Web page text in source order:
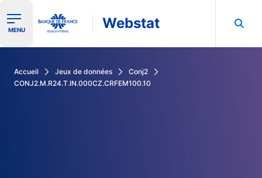
Ouvrir le menu de navigation
MENU Webstat
Accueil Jeux de données
Conj2
CONJ2.M.R24.T.IN.000CZ.CRFEM100.10